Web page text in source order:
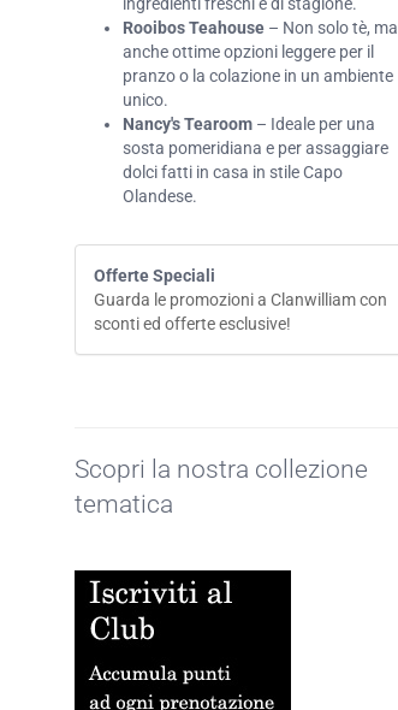
ingredienti freschi e di stagione.
Rooibos Teahouse – Non solo tè, ma
anche ottime opzioni leggere per il
pranzo o la colazione in un ambiente
unico.
Nancy's Tearoom – Ideale per una
sosta pomeridiana e per assaggiare
dolci fatti in casa in stile Capo
Olandese.
Offerte Speciali
Guarda le promozioni a Clanwilliam con
sconti ed offerte esclusive!
Scopri la nostra collezione
tematica